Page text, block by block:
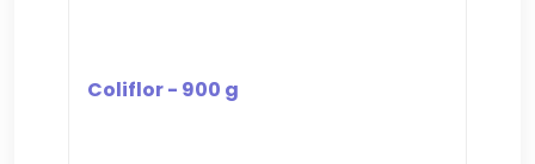
Coliflor - 900 g